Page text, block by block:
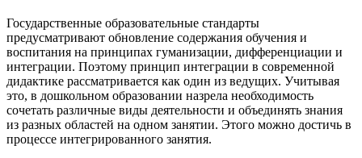
Государственные образовательные стандарты
предусматривают обновление содержания обучения и
воспитания на принципах гуманизации, дифференциации и
интеграции. Поэтому принцип интеграции в современной
дидактике рассматривается как один из ведущих. Учитывая
это, в дошкольном образовании назрела необходимость
сочетать различные виды деятельности и объединять знания
из разных областей на одном занятии. Этого можно достичь в
процессе интегрированного занятия.